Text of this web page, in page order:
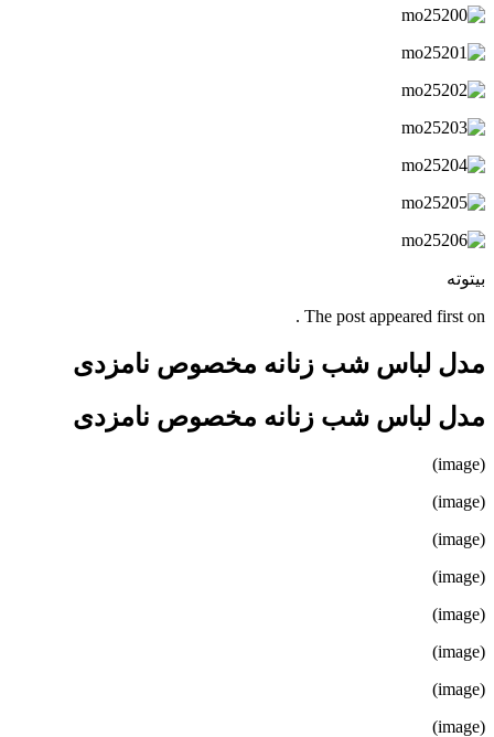
بیتوته
The post appeared first on .
مدل لباس شب زنانه مخصوص نامزدی
مدل لباس شب زنانه مخصوص نامزدی
(image)
(image)
(image)
(image)
(image)
(image)
(image)
(image)